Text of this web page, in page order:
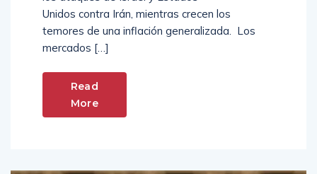
Unidos contra Irán, mientras crecen los
temores de una inflación generalizada. Los
mercados […]
Read
More